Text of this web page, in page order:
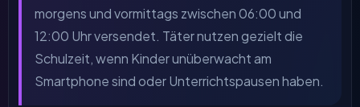
morgens und vormittags zwischen 06:00 und
12:00 Uhr versendet. Täter nutzen gezielt die
Schulzeit, wenn Kinder unüberwacht am
Smartphone sind oder Unterrichtspausen haben.